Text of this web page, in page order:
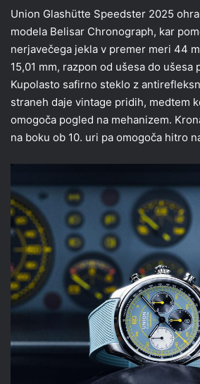
Union Glashütte Speedster 2025
modela Belisar Chronograph, kar
nerjavečega jekla v premer meri 44
15,01 mm, razpon od ušesa do ušesa
Kupolasto safirno steklo z
straneh daje vintage pridih, medtem
omogoča pogled na mehanizem.
na boku ob 10. uri pa omogoča hitro